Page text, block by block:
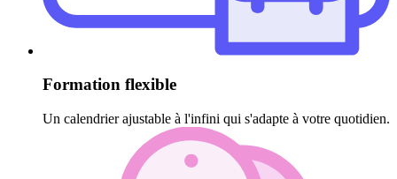
Formation flexible
Un calendrier ajustable à l'infini qui s'adapte à votre quotidien.